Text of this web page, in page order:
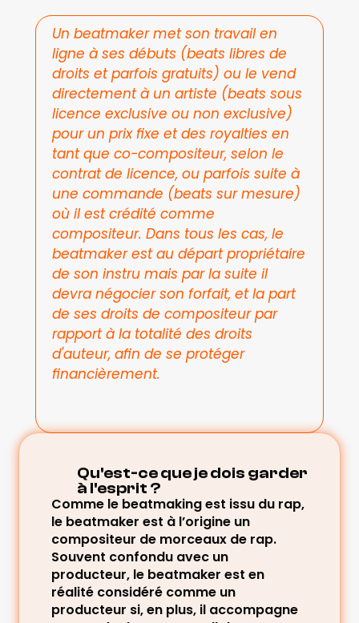
Un beatmaker met son travail en
ligne à ses débuts (beats libres de
droits et parfois gratuits) ou le vend
directement à un artiste (beats sous
licence exclusive ou non exclusive)
pour un prix fixe et des royalties en
tant que co-compositeur, selon le
contrat de licence, ou parfois suite à
une commande (beats sur mesure)
où il est crédité comme
compositeur. Dans tous les cas, le
beatmaker est au départ propriétaire
de son instru mais par la suite il
devra négocier son forfait, et la part
de ses droits de compositeur par
rapport à la totalité des droits
d'auteur, afin de se protéger
financièrement.
Qu'est-ce que je dois garder
à l'esprit ?
Comme le beatmaking est issu du rap,
le beatmaker est à l’origine un
compositeur de morceaux de rap.
Souvent confondu avec un
producteur, le beatmaker est en
réalité considéré comme un
producteur si, en plus, il accompagne